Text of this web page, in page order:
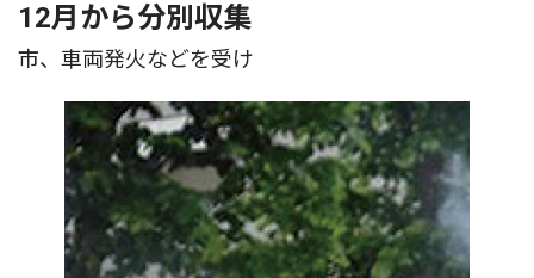
12月から分別収集
市、車両発火などを受け